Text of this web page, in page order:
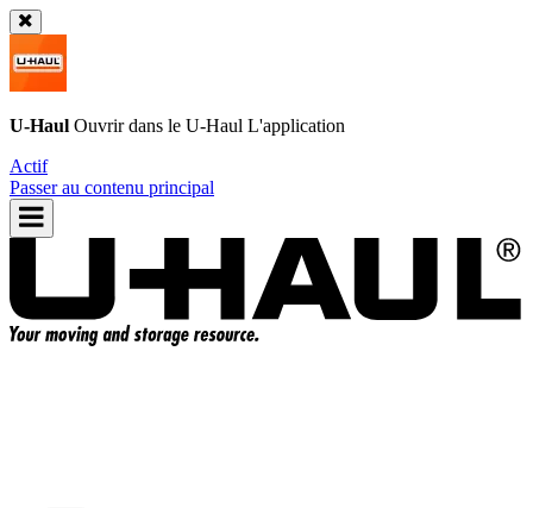
U-Haul Ouvrir dans le U-Haul L'application
Actif
Passer au contenu principal